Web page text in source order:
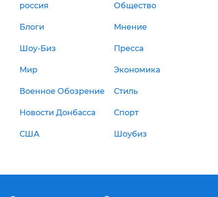
россия Общество
Блоги Мнение
Шоу-Биз Пресса
Мир Экономика
Военное Обозрение Стиль
Новости Донбасса Спорт
США Шоубиз